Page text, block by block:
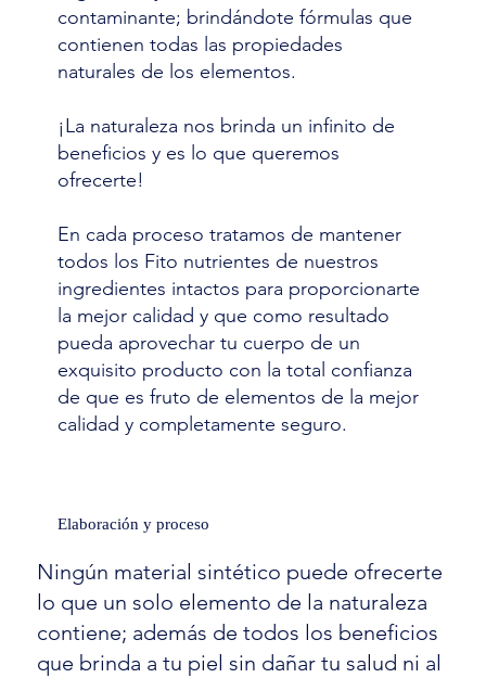
Elaboración y proceso
Ningún material sintético puede ofrecerte
lo que un solo elemento de la naturaleza
contiene; además de todos los beneficios
que brinda a tu piel sin dañar tu salud ni al
contaminante; brindándote fórmulas que
contienen todas las propiedades
naturales de los elementos.
¡La naturaleza nos brinda un infinito de
beneficios y es lo que queremos
ofrecerte!
En cada proceso tratamos de mantener
todos los Fito nutrientes de nuestros
ingredientes intactos para proporcionarte
la mejor calidad y que como resultado
pueda aprovechar tu cuerpo de un
exquisito producto con la total confianza
de que es fruto de elementos de la mejor
calidad y completamente seguro.